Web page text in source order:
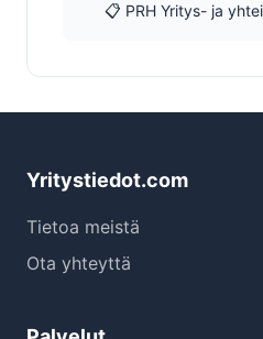
📋 PRH Yritys- ja
Yritystiedot.com
Tietoa meistä
Ota yhteyttä